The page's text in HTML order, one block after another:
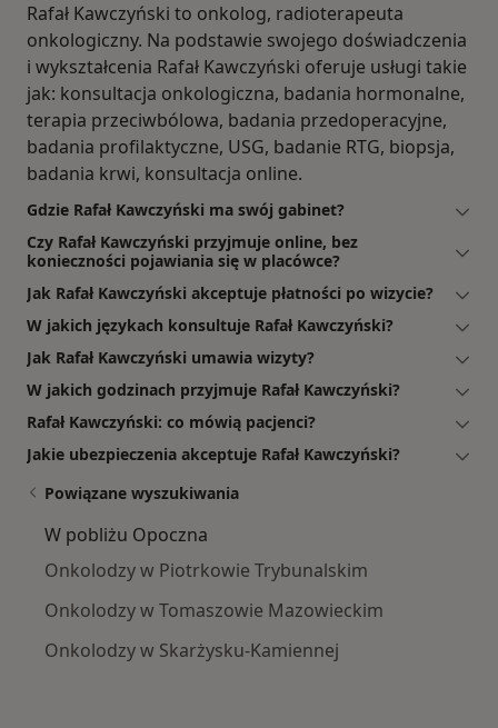
Rafał Kawczyński to onkolog, radioterapeuta
onkologiczny. Na podstawie swojego doświadczenia
i wykształcenia Rafał Kawczyński oferuje usługi takie
jak: konsultacja onkologiczna, badania hormonalne,
terapia przeciwbólowa, badania przedoperacyjne,
badania profilaktyczne, USG, badanie RTG, biopsja,
badania krwi, konsultacja online.
Gdzie Rafał Kawczyński ma swój gabinet?
Czy Rafał Kawczyński przyjmuje online, bez
konieczności pojawiania się w placówce?
Jak Rafał Kawczyński akceptuje płatności po wizycie?
W jakich językach konsultuje Rafał Kawczyński?
Jak Rafał Kawczyński umawia wizyty?
W jakich godzinach przyjmuje Rafał Kawczyński?
Rafał Kawczyński: co mówią pacjenci?
Jakie ubezpieczenia akceptuje Rafał Kawczyński?
Powiązane wyszukiwania
W pobliżu Opoczna
Onkolodzy w Piotrkowie Trybunalskim
Onkolodzy w Tomaszowie Mazowieckim
Onkolodzy w Skarżysku-Kamiennej